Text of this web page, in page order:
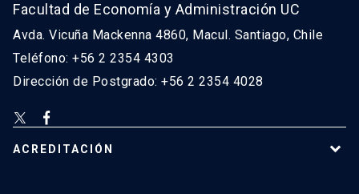
Facultad de Economía y Administración UC
Avda. Vicuña Mackenna 4860, Macul. Santiago, Chile
Teléfono: +56 2 2354 4303
Dirección de Postgrado: +56 2 2354 4028
ACREDITACIÓN